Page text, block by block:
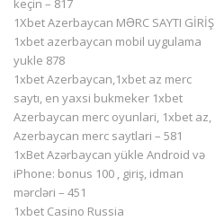
keçin – 817
1Xbet Azerbaycan MƏRC SAYTI GİRİŞ
1xbet azerbaycan mobil uygulama
yukle 878
1xbet Azerbaycan,1xbet az merc
saytı, en yaxsi bukmeker 1xbet
Azerbaycan merc oyunlari, 1xbet az,
Azerbaycan merc saytlari – 581
1xBet Azərbaycan yükle Android və
iPhone: bonus 100 , giriş, idman
mərcləri – 451
1xbet Casino Russia